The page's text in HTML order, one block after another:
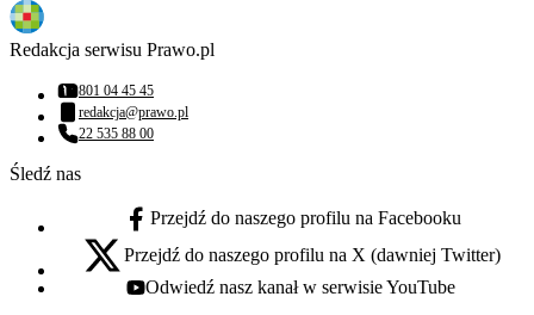
Redakcja serwisu Prawo.pl
Numer telefonu:
801 04 45 45
Adres email:
redakcja@prawo.pl
Numer telefonu:
22 535 88 00
Śledź nas
facebook - otwiera się w nowej karcie
Przejdź do naszego profilu na Facebooku
x - otwiera się w nowej karcie
Przejdź do naszego profilu na X (dawniej Twitter)
youtube - otwiera się w nowej karcie
Odwiedź nasz kanał w serwisie YouTube